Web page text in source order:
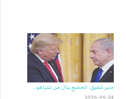
منير شفيق: الجميع ينال من نتنياهو..
2026-06-24